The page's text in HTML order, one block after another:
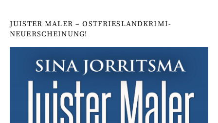
JUISTER MALER – OSTFRIESLANDKRIMI-
NEUERSCHEINUNG!